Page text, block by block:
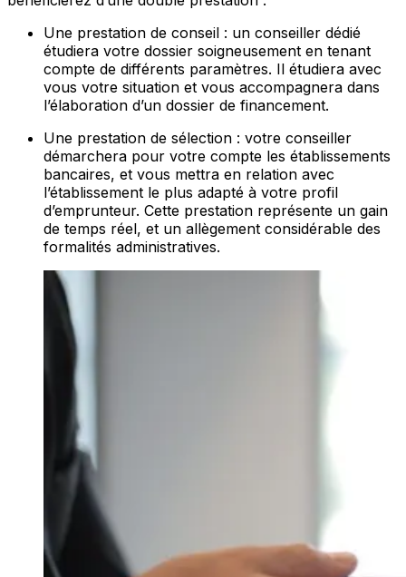
Une prestation de conseil : un conseiller dédié
étudiera votre dossier soigneusement en tenant
compte de différents paramètres. Il étudiera avec
vous votre situation et vous accompagnera dans
l’élaboration d’un dossier de financement.
Une prestation de sélection : votre conseiller
démarchera pour votre compte les établissements
bancaires, et vous mettra en relation avec
l’établissement le plus adapté à votre profil
d’emprunteur. Cette prestation représente un gain
de temps réel, et un allègement considérable des
formalités administratives.